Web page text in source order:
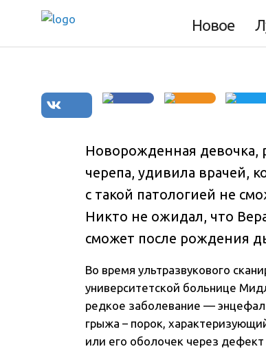
Новое
Новорожденная девочка,
черепа, удивила врачей,
с такой патологией не
Никто не ожидал, что
сможет после рождения
Во время ультразвукового
университетской больнице
редкое заболевание —
грыжа – порок,
или его оболочек через дефект